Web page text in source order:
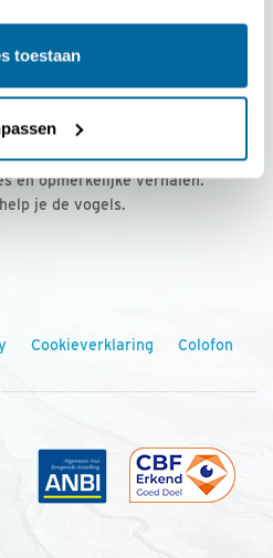
toestaan
voor € 36,00 per jaar
onze leden, met
en opmerkelijke verhalen.
je de vogels.
Cookieverklaring Colofon